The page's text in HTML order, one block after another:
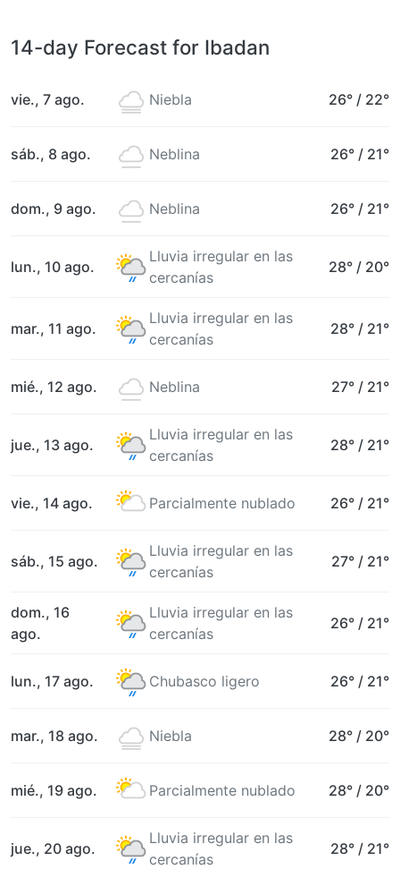
14-day Forecast for Ibadan
vie., 7 ago. Niebla 26° / 22°
sáb., 8 ago. Neblina 26° / 21°
dom., 9 ago. Neblina 26° / 21°
lun., 10 ago.
Lluvia irregular en las
cercanías
28° / 20°
mar., 11 ago.
Lluvia irregular en las
cercanías
28° / 21°
mié., 12 ago. Neblina 27° / 21°
jue., 13 ago.
Lluvia irregular en las
cercanías
28° / 21°
vie., 14 ago. Parcialmente nublado 26° / 21°
sáb., 15 ago.
Lluvia irregular en las
cercanías
27° / 21°
dom., 16
ago.
Lluvia irregular en las
cercanías
26° / 21°
lun., 17 ago. Chubasco ligero 26° / 21°
mar., 18 ago. Niebla 28° / 20°
mié., 19 ago. Parcialmente nublado 28° / 20°
jue., 20 ago.
Lluvia irregular en las
cercanías
28° / 21°